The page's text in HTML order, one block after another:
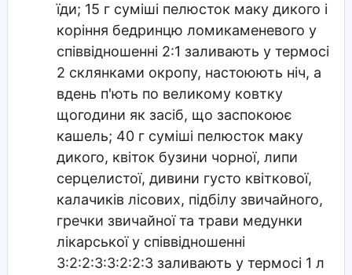
їди; 15 г суміші пелюсток маку дикого і
коріння бедринцю ломикаменевого у
співвідношенні 2:1 заливають у термосі
2 склянками окропу, настоюють ніч, а
вдень п'ють по великому ковтку
щогодини як засіб, що заспокоює
кашель; 40 г суміші пелюсток маку
дикого, квіток бузини чорної, липи
серцелистої, дивини густо квіткової,
калачиків лісових, підбілу звичайного,
гречки звичайної та трави медунки
лікарської у співвідношенні
3:2:2:3:3:2:2:3 заливають у термосі 1 л